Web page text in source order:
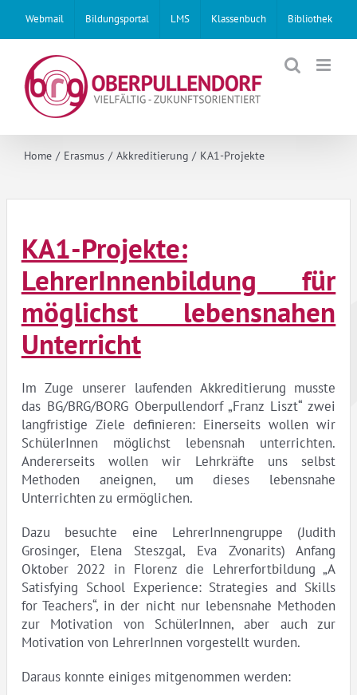
content
Webmail Bildungsportal LMS Klassenbuch Bibliothek
Home Erasmus Akkreditierung KA1-Projekte
KA1-Projekte:
LehrerInnenbildung für
möglichst lebensnahen
Unterricht
Im Zuge unserer laufenden Akkreditierung musste
das BG/BRG/BORG Oberpullendorf „Franz Liszt“ zwei
langfristige Ziele definieren: Einerseits wollen wir
SchülerInnen möglichst lebensnah unterrichten.
Andererseits wollen wir Lehrkräfte uns selbst
Methoden aneignen, um dieses lebensnahe
Unterrichten zu ermöglichen.
Dazu besuchte eine LehrerInnengruppe (Judith
Grosinger, Elena Steszgal, Eva Zvonarits) Anfang
Oktober 2022 in Florenz die Lehrerfortbildung „A
Satisfying School Experience: Strategies and Skills
for Teachers“, in der nicht nur lebensnahe Methoden
zur Motivation von SchülerInnen, aber auch zur
Motivation von LehrerInnen vorgestellt wurden.
Daraus konnte einiges mitgenommen werden: